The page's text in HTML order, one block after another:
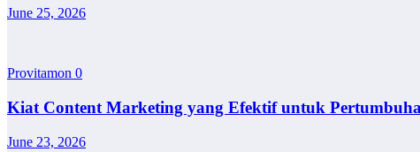
June 25, 2026
Provitamon 0
Kiat Content Marketing yang Efektif untuk
June 23, 2026